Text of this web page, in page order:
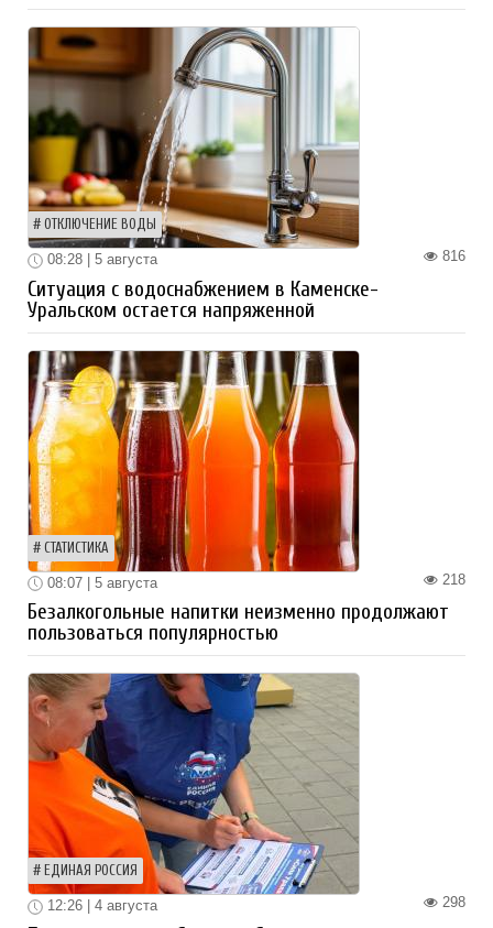
ОТКЛЮЧЕНИЕ ВОДЫ
816
08:28 | 5 августа
Ситуация с водоснабжением в Каменске-
Уральском остается напряженной
СТАТИСТИКА
218
08:07 | 5 августа
Безалкогольные напитки неизменно продолжают
пользоваться популярностью
ЕДИНАЯ РОССИЯ
298
12:26 | 4 августа